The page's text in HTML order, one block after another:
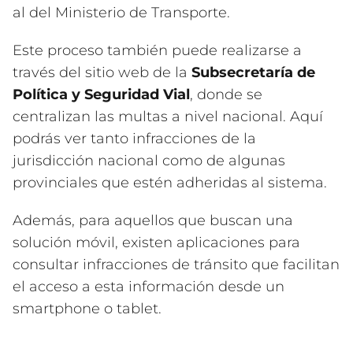
al del Ministerio de Transporte.
Este proceso también puede realizarse a
través del sitio web de la Subsecretaría de
Política y Seguridad Vial, donde se
centralizan las multas a nivel nacional. Aquí
podrás ver tanto infracciones de la
jurisdicción nacional como de algunas
provinciales que estén adheridas al sistema.
Además, para aquellos que buscan una
solución móvil, existen aplicaciones para
consultar infracciones de tránsito que facilitan
el acceso a esta información desde un
smartphone o tablet.